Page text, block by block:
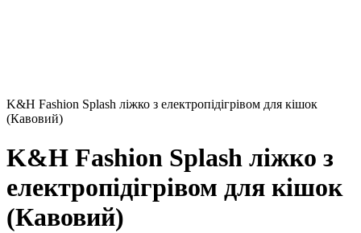
K&H Fashion Splash ліжко з електропідігрівом для кішок
(Кавовий)
K&H Fashion Splash ліжко з
електропідігрівом для кішок
(Кавовий)